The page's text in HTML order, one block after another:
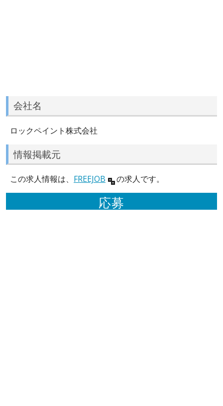
会社名
ロックペイント株式会社
情報掲載元
この求人情報は、 FREEJOB の求人です。
応募